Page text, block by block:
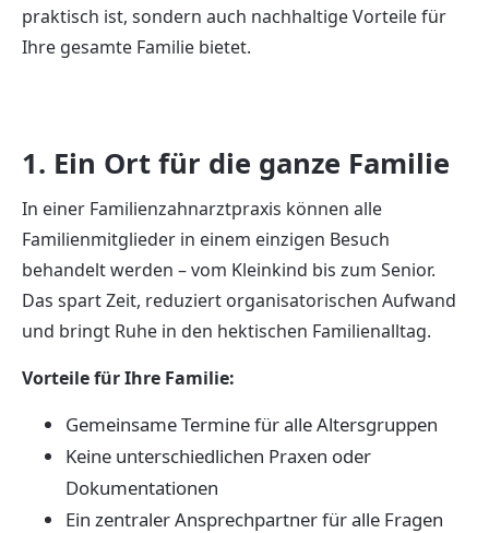
praktisch ist, sondern auch nachhaltige Vorteile für
Ihre gesamte Familie bietet.
1. Ein Ort für die ganze Familie
In einer Familienzahnarztpraxis können alle
Familienmitglieder in einem einzigen Besuch
behandelt werden – vom Kleinkind bis zum Senior.
Das spart Zeit, reduziert organisatorischen Aufwand
und bringt Ruhe in den hektischen Familienalltag.
Vorteile für Ihre Familie:
Gemeinsame Termine für alle Altersgruppen
Keine unterschiedlichen Praxen oder
Dokumentationen
Ein zentraler Ansprechpartner für alle Fragen